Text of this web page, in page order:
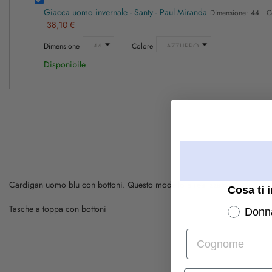
Giacca uomo invernale - Santy - Paul Miranda Dimensione: 44
38,10 €
Dimensione Colore
Disponibile
Cardigan uomo blu con bottoni. Questo modello è realizzato con
Tasche a toppa con bottoni
Cosa ti
Cognome